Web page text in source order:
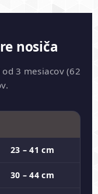
nosiča
3 mesiacov (62
23 – 41 cm
30 – 44 cm